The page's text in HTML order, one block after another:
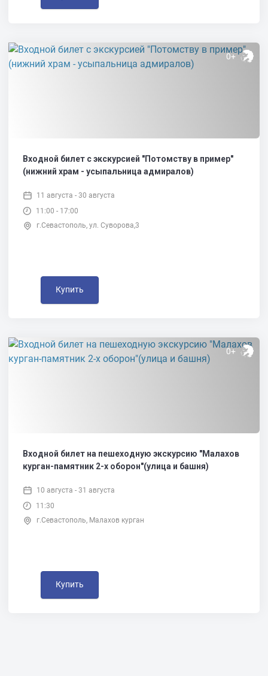
0+
Входной билет с экскурсией "Потомству в пример"
(нижний храм - усыпальница адмиралов)
11 августа - 30 августа
11:00 - 17:00
г.Севастополь, ул. Суворова,3
Купить
0+
Входной билет на пешеходную экскурсию "Малахов
курган-памятник 2-х оборон"(улица и башня)
10 августа - 31 августа
11:30
г.Севастополь, Малахов курган
Купить